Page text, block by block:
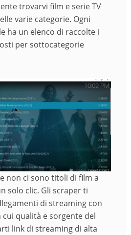
trovarvi film e serie TV
varie categorie. Ogni
ha un elenco di raccolte i
per sottocategorie
non ci sono titoli di film a
solo clic. Gli scraper ti
di streaming con
qualità e sorgente del
link di streaming di alta